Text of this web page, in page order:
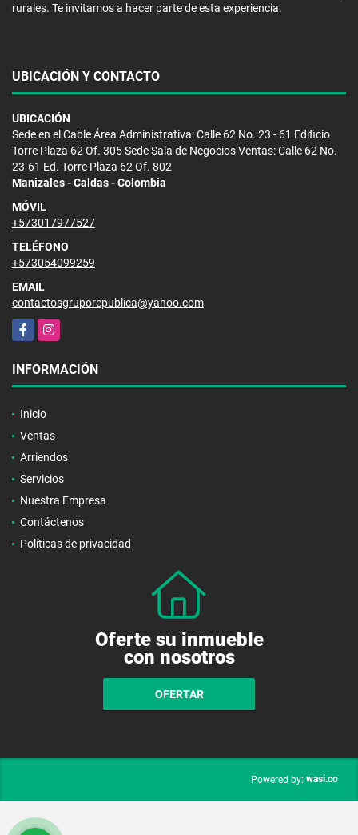
rurales. Te invitamos a hacer parte de esta experiencia.
UBICACIÓN Y CONTACTO
UBICACIÓN
Sede en el Cable Área Administrativa: Calle 62 No. 23 - 61 Edificio
Torre Plaza 62 Of. 305 Sede Sala de Negocios Ventas: Calle 62 No.
23-61 Ed. Torre Plaza 62 Of. 802
Manizales - Caldas - Colombia
MÓVIL
+573017977527
TELÉFONO
+573054099259
EMAIL
contactosgruporepublica@yahoo.com
FacebookInstagram
INFORMACIÓN
Inicio
Ventas
Arriendos
Servicios
Nuestra Empresa
Contáctenos
Políticas de privacidad
Oferte su inmueble
con nosotros
OFERTAR
Powered by: wasi.co